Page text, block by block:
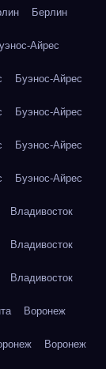
Берлин
Айрес
Буэнос-Айрес
Буэнос-Айрес
Буэнос-Айрес
Буэнос-Айрес
Владивосток
Владивосток
Владивосток
Воронеж
Воронеж